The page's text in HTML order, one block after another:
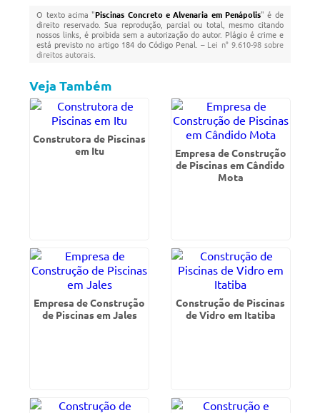
O texto acima "Piscinas Concreto e Alvenaria em Penápolis" é de
direito reservado. Sua reprodução, parcial ou total, mesmo citando
nossos links, é proibida sem a autorização do autor. Plágio é crime e
está previsto no artigo 184 do Código Penal. – Lei n° 9.610-98 sobre
direitos autorais
Veja Também
Construtora de Piscinas
em Itu
Empresa de Construção
de Piscinas em Cândido
Mota
Empresa de Construção
de Piscinas em Jales
Construção de Piscinas
de Vidro em Itatiba